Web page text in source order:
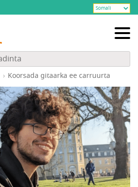
Koorsada gitaarka ee carruurta